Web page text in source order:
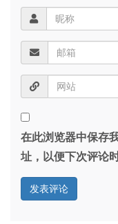
在此浏览器中保存
址，以便下次评论